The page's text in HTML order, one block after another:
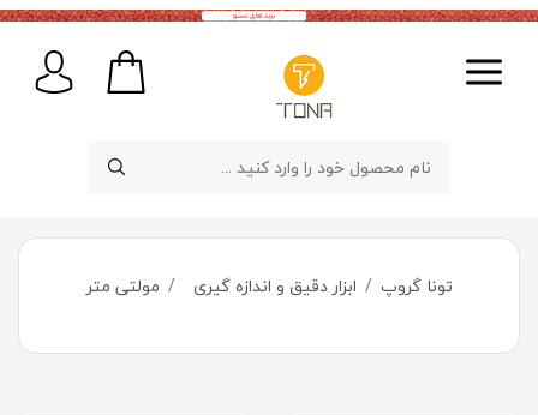
تونا گروپ ابزار دقیق و اندازه گیری مولتی متر